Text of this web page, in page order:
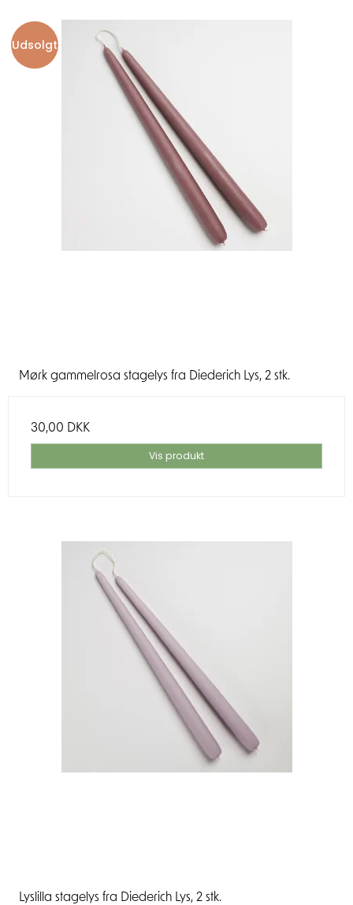
Udsolgt
Mørk gammelrosa stagelys fra Diederich Lys, 2 stk.
30,00 DKK
Vis produkt
Lyslilla stagelys fra Diederich Lys, 2 stk.